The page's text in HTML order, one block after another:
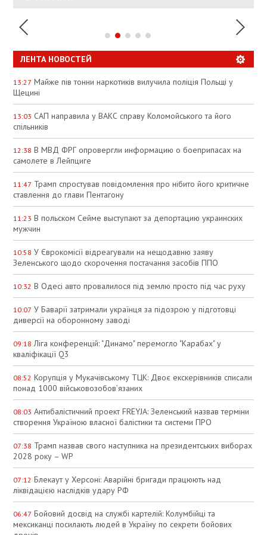
ЛЕНТА НОВОСТЕЙ
13:27 Майже пів тонни наркотиків вилучила поліція Польщі у
Щецині
13:03 САП направила у ВАКС справу Коломойського та його
спільників
12:38 В МВД ФРГ опровергли информацию о боеприпасах на
самолете в Лейпциге
11:47 Трамп спростував повідомлення про нібито його критичне
ставлення до глави Пентагону
11:23 В польском Сейме выступают за депортацию украинских
мужчин
10:58 У Єврокомісії відреагували на нещодавню заяву
Зеленського щодо скорочення постачання засобів ППО
10:32 В Одесі авто провалилося під землю просто під час руху
10:07 У Баварії затримали українця за підозрою у підготовці
диверсії на оборонному заводі
09:18 Ліга конференцій: "Динамо" перемогло "Карабах" у
кваліфікації Q3
08:52 Корупція у Мукачівському ТЦК: Двоє екскерівників списали
понад 1000 військовозобов’язаних
08:03 Антибалістичний проект FREYJA: Зеленський назвав терміни
створення Україною власної балістики та системи ПРО
07:38 Трамп назвав свого наступника на президентських виборах
2028 року – WP
07:12 Блекаут у Херсоні: Аварійні бригади працюють над
ліквідацією наслідків удару РФ
06:47 Бойовий досвід на службі картелій: Колумбійці та
мексиканці посилають людей в Україну по секрети бойових